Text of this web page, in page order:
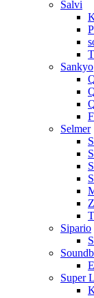
Salvi
Sankyo
Selmer
Sipario
Super